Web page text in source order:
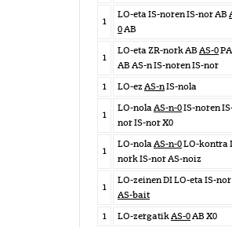
1
LO-eta IS-noren IS-nor AB
0AB
1
LO-eta ZR-nork AB AS-0PA
AB AS-n IS-noren IS-nor
1
LO-ez AS-nIS-nola
1
LO-nolaAS-n-0IS-noren
nor IS-nor X0
1
LO-nolaAS-n-0LO-kontra
nork IS-nor AS-noiz
1
LO-zeinen DI LO-eta IS-
AS-bait
1
LO-zergatikAS-0AB X0